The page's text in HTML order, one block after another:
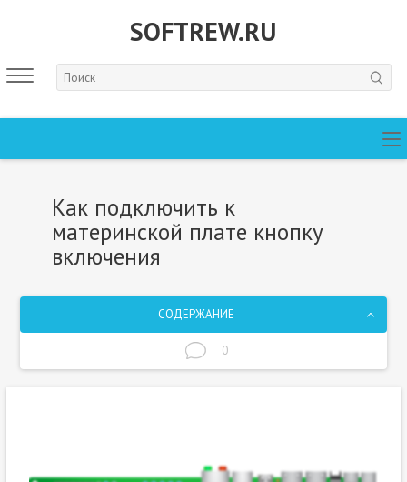
SOFTREW.RU
Как подключить к
материнской плате кнопку
включения
СОДЕРЖАНИЕ
0